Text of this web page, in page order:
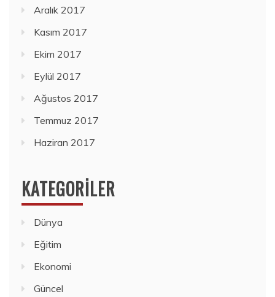
Aralık 2017
Kasım 2017
Ekim 2017
Eylül 2017
Ağustos 2017
Temmuz 2017
Haziran 2017
KATEGORILER
Dünya
Eğitim
Ekonomi
Güncel